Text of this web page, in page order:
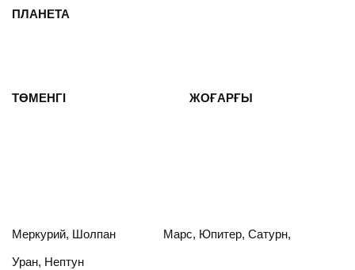
ПЛАНЕТА
ТӨМЕНГІ ЖОҒАРҒЫ
Меркурий, Шолпан Марс, Юпитер, Сатурн,
Уран, Нептун